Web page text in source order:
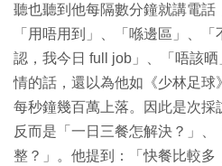
聽也聽到他每隔數分鐘就講電話
「用唔用到」、「喺邊區」、
認，我今日 full job」、「唔該
情的話，還以為他如《少林足球
每秒鐘幾百萬上落。因此是次採
反而是「一日三餐怎解決？」
整？」。他提到：「快餐比較